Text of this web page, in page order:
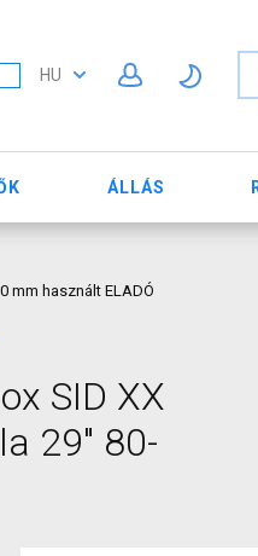
HU
ÁLLÁS
mm használt ELADÓ
SID XX
29" 80-